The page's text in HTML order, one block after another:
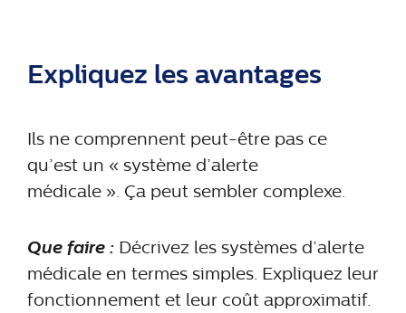
Expliquez les avantages
Ils ne comprennent peut-être pas ce
qu’est un « système d’alerte
médicale ». Ça peut sembler complexe.
Que faire : Décrivez les systèmes d’alerte
médicale en termes simples. Expliquez leur
fonctionnement et leur coût approximatif.